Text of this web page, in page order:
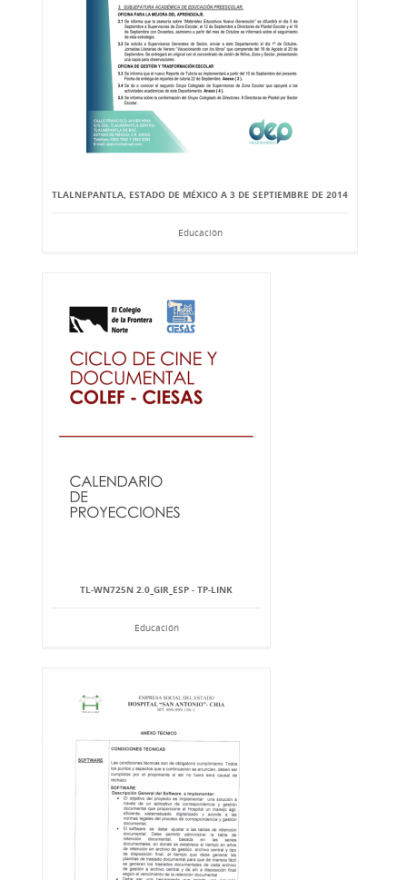
TLALNEPANTLA, ESTADO DE MÉXICO A 3 DE SEPTIEMBRE DE 2014
Educación
TL-WN725N 2.0_GIR_ESP - TP-LINK
Educación